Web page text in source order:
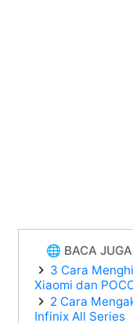
🌐 BACA JUGA
3 Cara
Xiaomi dan
2 Cara
Infinix All Series